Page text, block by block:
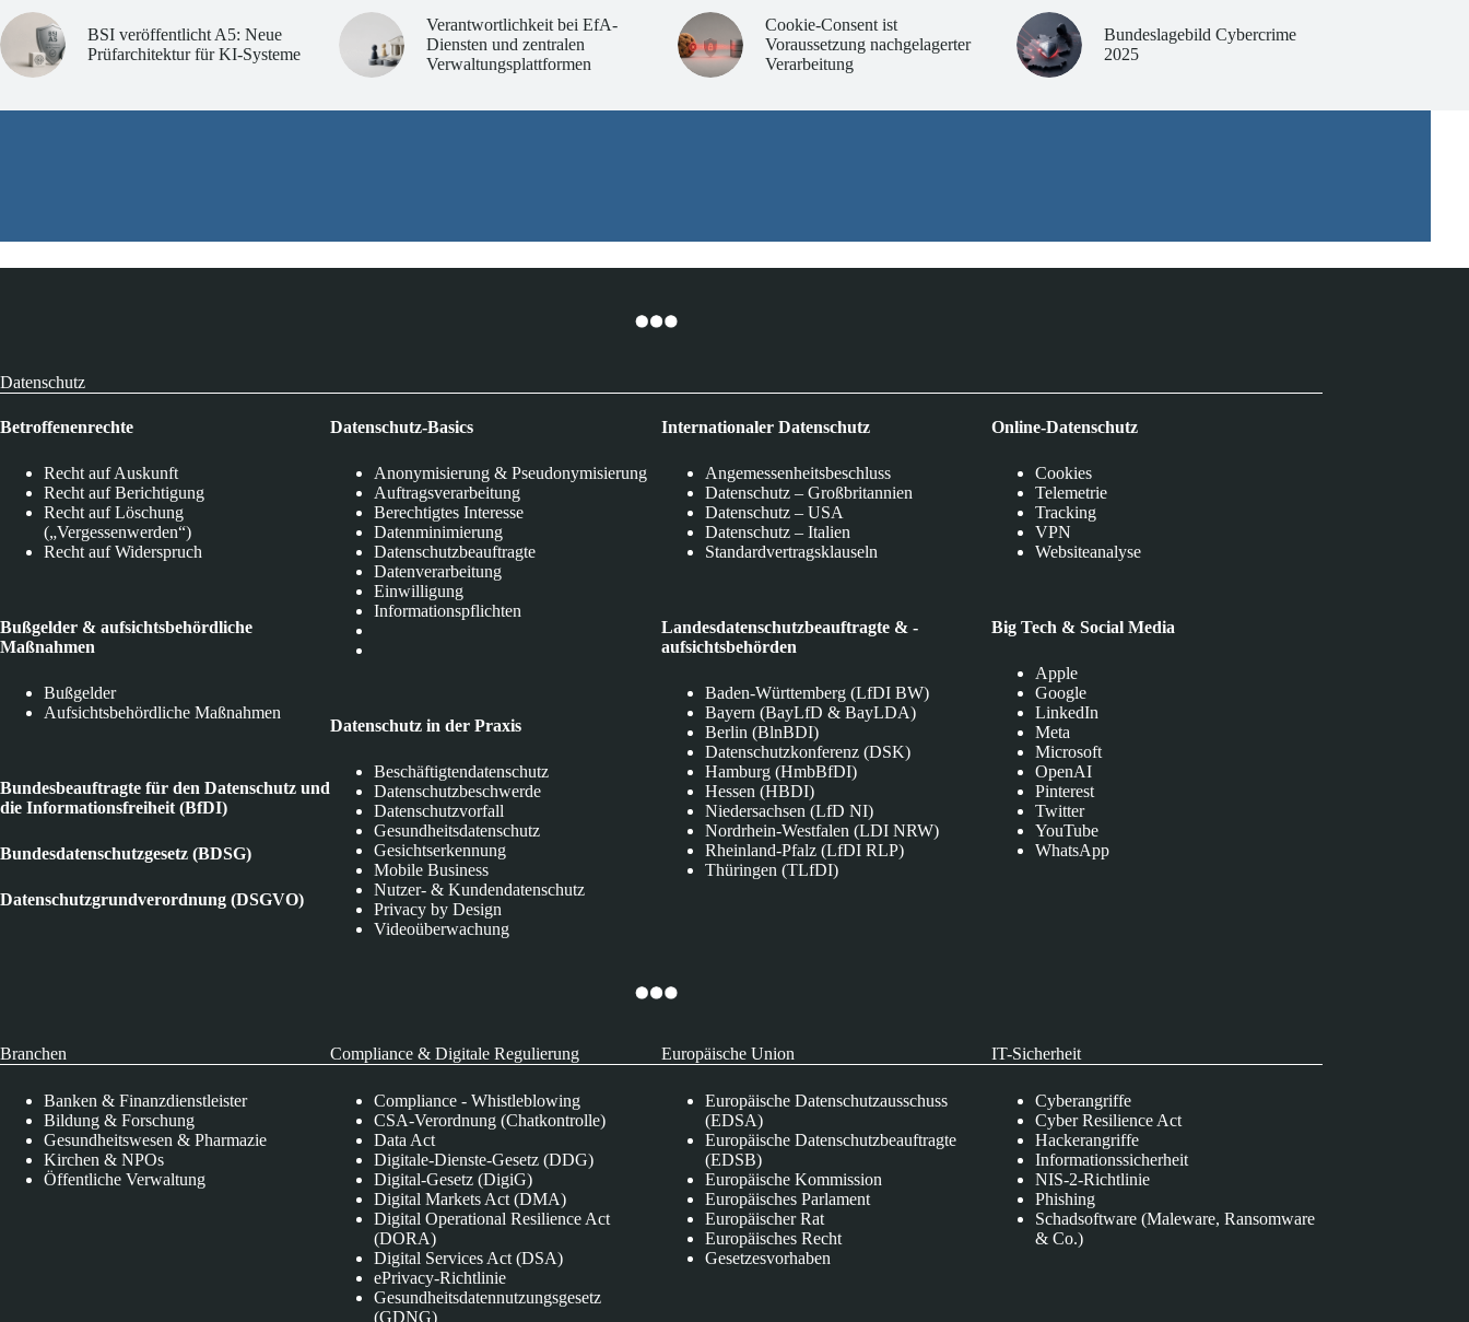
BSI veröffentlicht A5: Neue
Prüfarchitektur für KI-Systeme
Verantwortlichkeit bei EfA-
Diensten und zentralen
Verwaltungsplattformen
Cookie-Consent ist
Voraussetzung nachgelagerter
Verarbeitung
Bundeslagebild Cybercrime
2025
Datenschutz
Betroffenenrechte
Recht auf Auskunft
Recht auf Berichtigung
Recht auf Löschung
(„Vergessenwerden“)
Recht auf Widerspruch
Bußgelder & aufsichtsbehördliche
Maßnahmen
Bußgelder
Aufsichtsbehördliche Maßnahmen
Bundesbeauftragte für den Datenschutz und
die Informationsfreiheit (BfDI)
Bundesdatenschutzgesetz (BDSG)
Datenschutzgrundverordnung (DSGVO)
Datenschutz-Basics
Anonymisierung & Pseudonymisierung
Auftragsverarbeitung
Berechtigtes Interesse
Datenminimierung
Datenschutzbeauftragte
Datenverarbeitung
Einwilligung
Informationspflichten
Datenschutz in der Praxis
Beschäftigtendatenschutz
Datenschutzbeschwerde
Datenschutzvorfall
Gesundheitsdatenschutz
Gesichtserkennung
Mobile Business
Nutzer- & Kundendatenschutz
Privacy by Design
Videoüberwachung
Internationaler Datenschutz
Angemessenheitsbeschluss
Datenschutz – Großbritannien
Datenschutz – USA
Datenschutz – Italien
Standardvertragsklauseln
Landesdatenschutzbeauftragte & -
aufsichtsbehörden
Baden-Württemberg (LfDI BW)
Bayern (BayLfD & BayLDA)
Berlin (BlnBDI)
Datenschutzkonferenz (DSK)
Hamburg (HmbBfDI)
Hessen (HBDI)
Niedersachsen (LfD NI)
Nordrhein-Westfalen (LDI NRW)
Rheinland-Pfalz (LfDI RLP)
Thüringen (TLfDI)
Online-Datenschutz
Cookies
Telemetrie
Tracking
VPN
Websiteanalyse
Big Tech & Social Media
Apple
Google
LinkedIn
Meta
Microsoft
OpenAI
Pinterest
Twitter
YouTube
WhatsApp
Branchen
Banken & Finanzdienstleister
Bildung & Forschung
Gesundheitswesen & Pharmazie
Kirchen & NPOs
Öffentliche Verwaltung
Compliance & Digitale Regulierung
Compliance - Whistleblowing
CSA-Verordnung (Chatkontrolle)
Data Act
Digitale-Dienste-Gesetz (DDG)
Digital-Gesetz (DigiG)
Digital Markets Act (DMA)
Digital Operational Resilience Act
(DORA)
Digital Services Act (DSA)
ePrivacy-Richtlinie
Gesundheitsdatennutzungsgesetz
(GDNG)
Europäische Union
Europäische Datenschutzausschuss
(EDSA)
Europäische Datenschutzbeauftragte
(EDSB)
Europäische Kommission
Europäisches Parlament
Europäischer Rat
Europäisches Recht
Gesetzesvorhaben
IT-Sicherheit
Cyberangriffe
Cyber Resilience Act
Hackerangriffe
Informationssicherheit
NIS-2-Richtlinie
Phishing
Schadsoftware (Maleware, Ransomware
& Co.)